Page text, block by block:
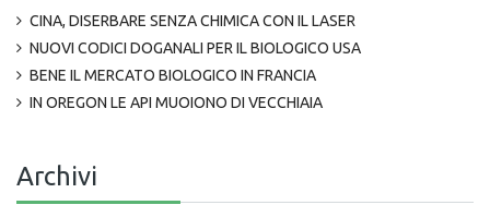
CINA, DISERBARE SENZA CHIMICA CON IL LASER
NUOVI CODICI DOGANALI PER IL BIOLOGICO USA
BENE IL MERCATO BIOLOGICO IN FRANCIA
IN OREGON LE API MUOIONO DI VECCHIAIA
Archivi